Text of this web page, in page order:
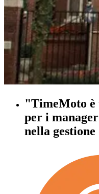
"TimeMoto è
per i
nella